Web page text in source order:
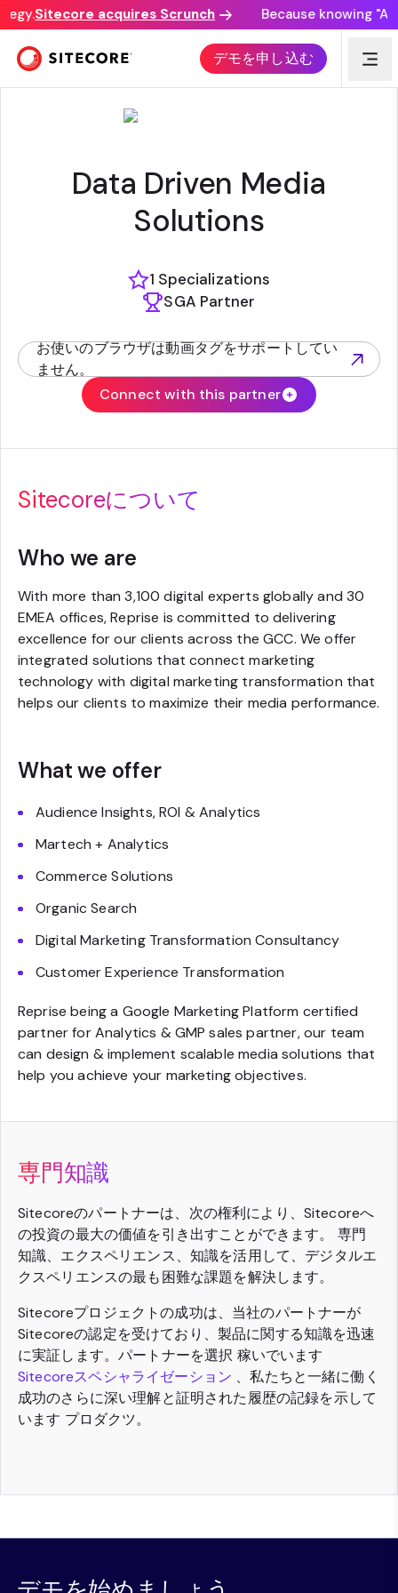
Sitecore acquires Scrunch Because knowing
デモを申し込む
REPRISE DIGITAL MENA
Data Driven Media
Solutions
1 Specializations
SGA Partner
お使いのブラウザは動画タグをサポートしてい
ません。
(opens in new tab)
Connect with this partner
Sitecoreについて
Who we are
With more than 3,100 digital experts globally and 30
EMEA offices, Reprise is committed to delivering
excellence for our clients across the GCC. We offer
integrated solutions that connect marketing
technology with digital marketing transformation that
helps our clients to maximize their media performance.
What we offer
Audience Insights, ROI & Analytics
Martech + Analytics
Commerce Solutions
Organic Search
Digital Marketing Transformation Consultancy
Customer Experience Transformation
Reprise being a Google Marketing Platform certified
partner for Analytics & GMP sales partner, our team
can design & implement scalable media solutions that
help you achieve your marketing objectives.
専門知識
Sitecoreのパートナーは、次の権利により、Sitecoreへ
の投資の最大の価値を引き出すことができます。 専門
知識、エクスペリエンス、知識を活用して、デジタルエ
クスペリエンスの最も困難な課題を解決します。
Sitecoreプロジェクトの成功は、当社のパートナーが
Sitecoreの認定を受けており、製品に関する知識を迅速
に実証します。パートナーを選択 稼いでいます
Sitecoreスペシャライゼーション 、私たちと一緒に働く
成功のさらに深い理解と証明された履歴の記録を示して
います プロダクツ。